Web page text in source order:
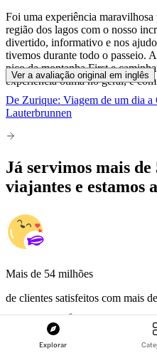
Explorar
Foi uma experiência
região dos lagos com o nosso
divertido, informativo e nos
tivemos durante todo o passeio.
pico da montanha First e
experiência ótima no geral, e
Ver a avaliação original em inglês
De Zurique: Viagem de um dia
Lauterbrunnen
Já servimos mais de
viajantes e estamos
Mais de 54 milhões
de clientes satisfeitos com mais